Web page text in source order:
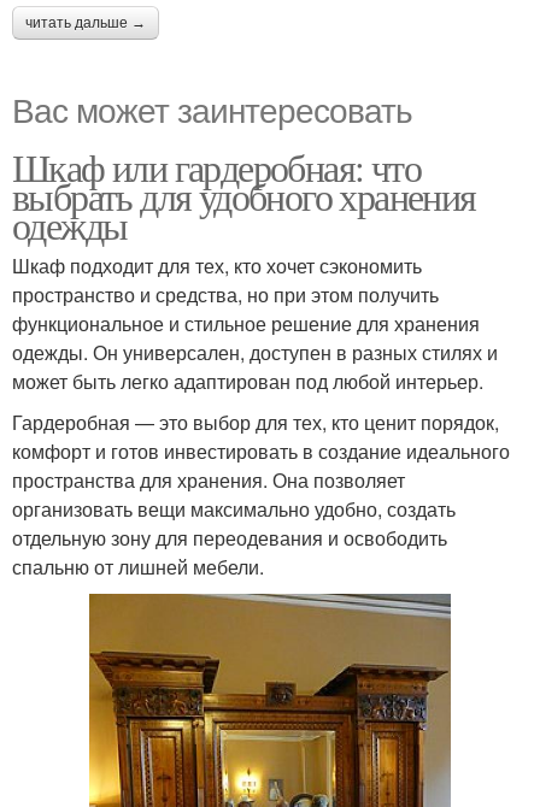
читать дальше →
Вас может заинтересовать
Шкаф или гардеробная: что
выбрать для удобного хранения
одежды
Шкаф подходит для тех, кто хочет сэкономить
пространство и средства, но при этом получить
функциональное и стильное решение для хранения
одежды. Он универсален, доступен в разных стилях и
может быть легко адаптирован под любой интерьер.
Гардеробная — это выбор для тех, кто ценит порядок,
комфорт и готов инвестировать в создание идеального
пространства для хранения. Она позволяет
организовать вещи максимально удобно, создать
отдельную зону для переодевания и освободить
спальню от лишней мебели.